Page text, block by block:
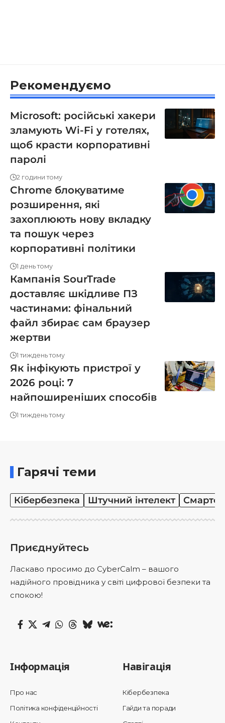
Рекомендуємо
Microsoft: російські хакери
зламують Wi-Fi у готелях,
щоб красти корпоративні
паролі
2 години тому
Chrome блокуватиме
розширення, які
захоплюють нову вкладку
та пошук через
корпоративні політики
1 день тому
Кампанія SourTrade
доставляє шкідливе ПЗ
частинами: фінальний
файл збирає сам браузер
жертви
1 тиждень тому
Як інфікують пристрої у
2026 році: 7
найпоширеніших способів
1 тиждень тому
Гарячі теми
Кібербезпека Штучний інтелект
Приєднуйтесь
Ласкаво просимо до CyberCalm – вашого
надійного провідника у світі цифрової безпеки та
спокою!
Інформація
Про нас
Політика конфіденційності
Навігація
Кібербезпека
Гайди та поради